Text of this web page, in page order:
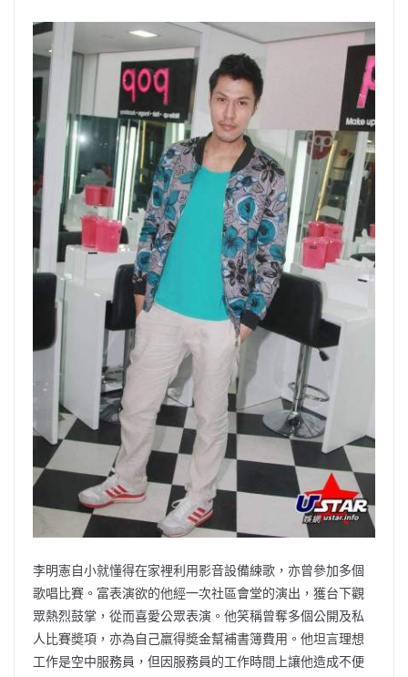
李明憲自小就懂得在家裡利用影音設備練歌，亦曾參加多個
歌唱比賽。富表演欲的他經一次社區會堂的演出，獲台下觀
眾熱烈鼓掌，從而喜愛公眾表演。他笑稱曾奪多個公開及私
人比賽奬項，亦為自己羸得奬金幫補書簿費用。他坦言理想
工作是空中服務員，但因服務員的工作時間上讓他造成不便